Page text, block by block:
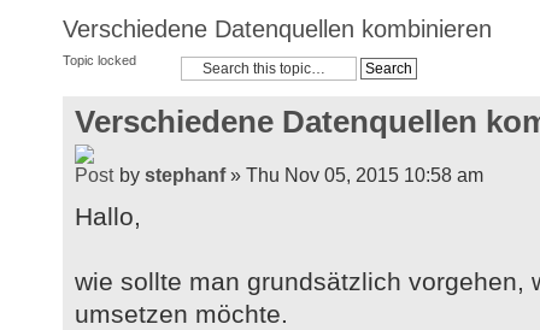
Verschiedene Datenquellen kombinieren
Topic locked
Verschiedene Datenquellen
by stephanf» Thu Nov 05, 2015 10:58 am
Hallo,
wie sollte man grundsätzlich vorgehen,
umsetzen möchte.